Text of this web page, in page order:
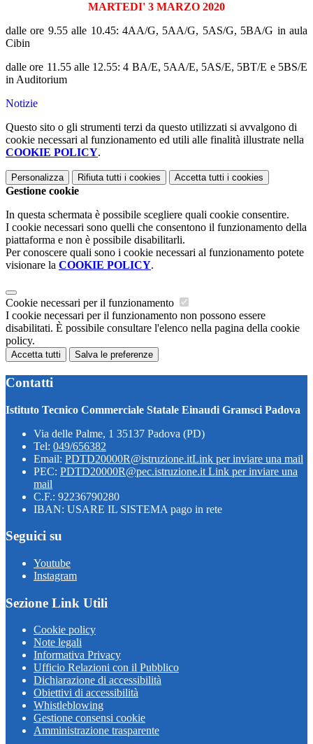
MARTEDI' 3 MARZO 2020
dalle ore 9.55 alle 10.45: 4AA/G, 5AA/G, 5AS/G, 5BA/G in aula
Cibin
dalle ore 11.55 alle 12.55: 4 BA/E, 5AA/E, 5AS/E, 5BT/E e 5BS/E
in Auditorium
Notizie
Questo sito o gli strumenti terzi da questo utilizzati si avvalgono di
cookie necessari al funzionamento ed utili alle finalità illustrate nella
COOKIE POLICY.
Personalizza Rifiuta tutti i cookies Accetta tutti i cookies
Gestione cookie
In questa schermata è possibile scegliere quali cookie consentire.
I cookie necessari sono quelli che consentono il funzionamento della
piattaforma e non è possibile disabilitarli.
Per conoscere quali sono i cookie necessari al funzionamento potete
visionare la COOKIE POLICY.
Cookie necessari per il funzionamento
I cookie necessari per il funzionamento non possono essere
disabilitati. È possibile consultare l'elenco nella pagina della cookie
policy.
Accetta tutti Salva le preferenze
Contatti
Istituto Tecnico Commerciale Statale Einaudi Gramsci Padova
Via delle Palme, 1 35137 Padova (PD)
Tel: 049/656382
Email: PDTD20000R@istruzione.itLink per inviare una mail
PEC: PDTD20000R@pec.istruzione.it Link per inviare una
mail
C.F.: 92236790280
IBAN: USARE IL SISTEMA pago in rete
Seguici su
Youtube
Instagram
Sezione Link Utili
Cookie policy
Note legali
Informativa Privacy
Ufficio Relazioni con il Pubblico
Dichiarazione di accessibilità
Obiettivi di accessibilità
Whistleblowing
Gestione consensi cookie
Amministrazione trasparente